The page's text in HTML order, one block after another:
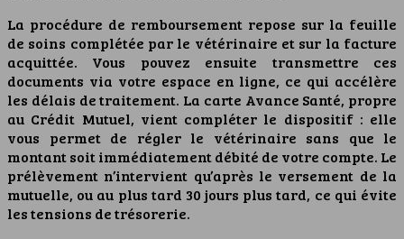
La procédure de remboursement repose sur la feuille
de soins complétée par le vétérinaire et sur la facture
acquittée. Vous pouvez ensuite transmettre ces
documents via votre espace en ligne, ce qui accélère
les délais de traitement. La carte Avance Santé, propre
au Crédit Mutuel, vient compléter le dispositif : elle
vous permet de régler le vétérinaire sans que le
montant soit immédiatement débité de votre compte. Le
prélèvement n’intervient qu’après le versement de la
mutuelle, ou au plus tard 30 jours plus tard, ce qui évite
les tensions de trésorerie.